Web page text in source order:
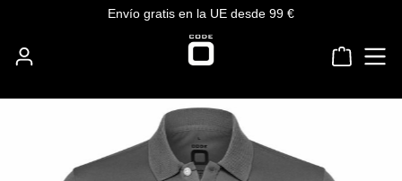
Saltar al contenido principalEnvío gratis en la UE desde 99 €
El
Omitir galería de imágenes